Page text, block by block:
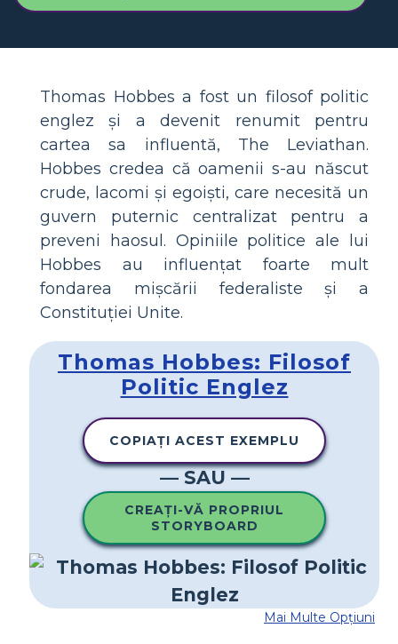
Thomas Hobbes a fost un filosof politic
englez și a devenit renumit pentru
cartea sa influentă, The Leviathan.
Hobbes credea că oamenii s-au născut
crude, lacomi și egoiști, care necesită un
guvern puternic centralizat pentru a
preveni haosul. Opiniile politice ale lui
Hobbes au influențat foarte mult
fondarea mișcării federaliste și a
Constituției Unite.
Thomas Hobbes: Filosof
Politic Englez
COPIAȚI ACEST EXEMPLU
— SAU —
CREAȚI-VĂ PROPRIUL
STORYBOARD
Mai Multe Opțiuni